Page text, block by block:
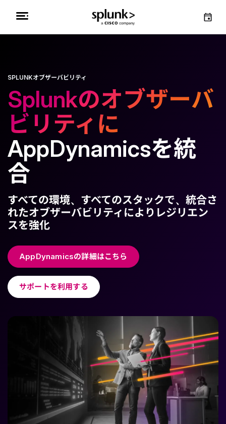
SPLUNKオブザーバビリティ
Splunkのオブザーバ
ビリティに
AppDynamicsを統
合
すべての環境、すべてのスタックで、統合さ
れたオブザーバビリティによりレジリエン
スを強化
AppDynamicsの詳細はこちら
サポートを利用する